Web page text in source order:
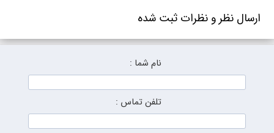
ارسال نظر و نظرات ثبت شده
نام شما :
تلفن تماس :